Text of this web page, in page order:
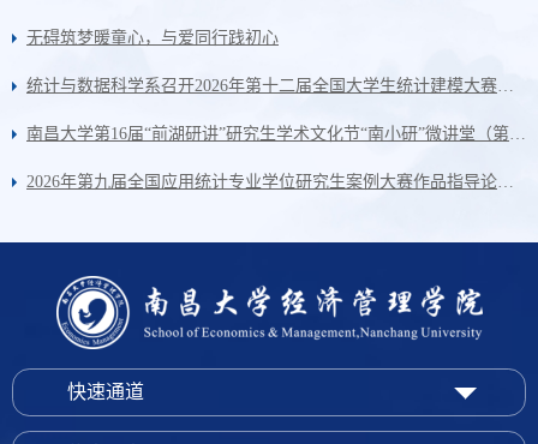
无碍筑梦暖童心，与爱同行践初心
快速通道